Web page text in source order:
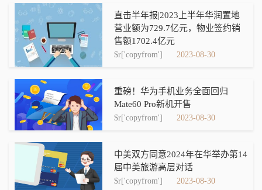
直击半年报|2023上半年华润置地
营业额为729.7亿元，物业签约销
售额1702.4亿元
$r['copyfrom'] 2023-08-30
重磅！华为手机业务全面回归
Mate60 Pro新机开售
$r['copyfrom'] 2023-08-30
中美双方同意2024年在华举办第14
届中美旅游高层对话
$r['copyfrom'] 2023-08-30